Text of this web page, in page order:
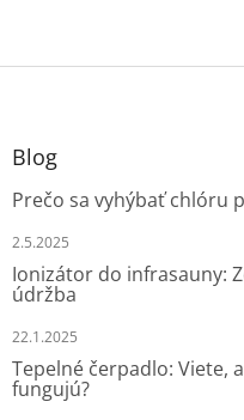
Z
Blog
Prečo sa vyhýbať chlóru
2.5.2025
Ionizátor do infrasauny:
údržba
22.1.2025
Tepelné čerpadlo: Viete,
fungujú?